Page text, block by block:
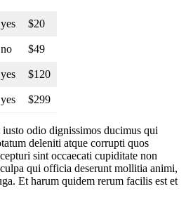
yes $20
no $49
yes $120
yes $299
iusto odio dignissimos ducimus qui
deleniti atque corrupti quos
sint occaecati cupiditate non
qui officia deserunt mollitia animi,
Et harum quidem rerum facilis est et